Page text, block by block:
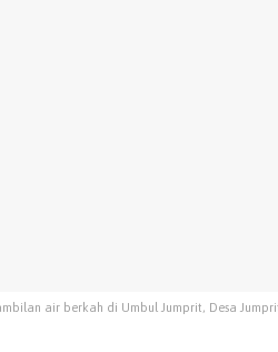
air berkah di Umbul Jumprit, Desa